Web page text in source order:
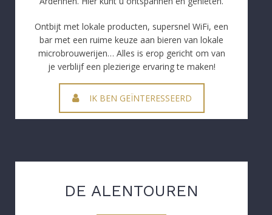
Ontbijt met lokale producten, supersnel WiFi, een
bar met een ruime keuze aan bieren van lokale
microbrouwerijen… Alles is erop gericht om van
je verblijf een plezierige ervaring te maken!
IK BEN GEÏNTERESSEERD
DE ALENTOUREN